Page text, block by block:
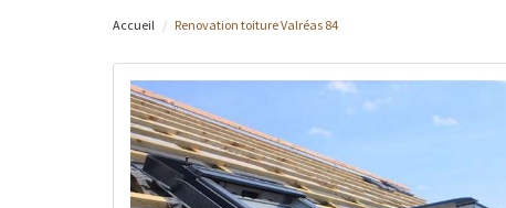
Accueil Renovation toiture Valréas 84